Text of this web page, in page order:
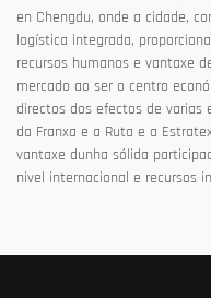
en Chengdu, onde a cidade,
logística integrada,
recursos humanos e vantaxe
mercado ao ser o centro
directos dos efectos de varias
da Franxa e a Ruta e a
vantaxe dunha sólida
nivel internacional e recursos